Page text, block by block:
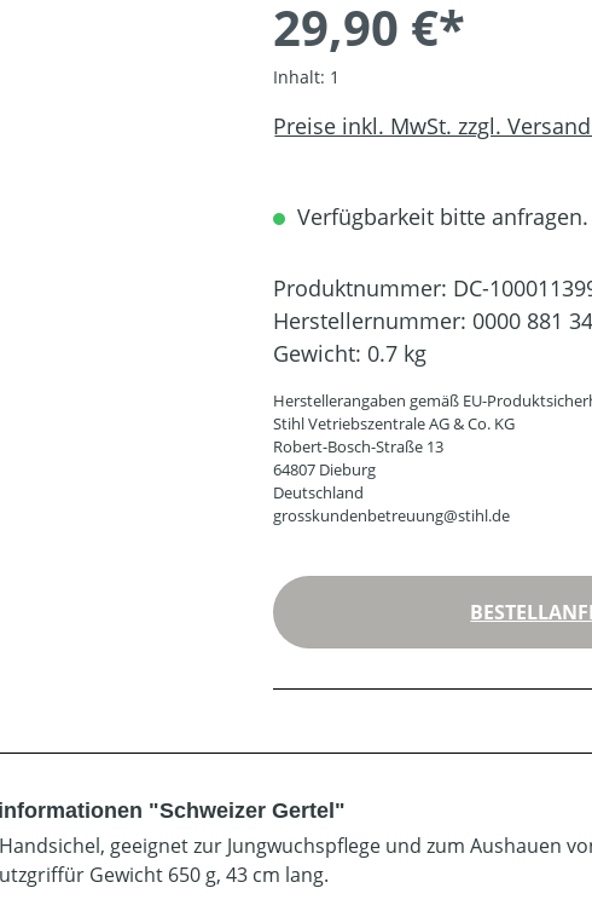
29,90 €*
Inhalt: 1
Preise inkl. MwSt. zzgl.
Verfügbarkeit bitte anfragen.
Produktnummer: DC-
Herstellernummer: 0000 881
Gewicht: 0.7 kg
Herstellerangaben gemäß EU-
Stihl Vetriebszentrale AG & Co. KG
Robert-Bosch-Straße 13
64807 Dieburg
Deutschland
grosskundenbetreuung@stihl.de
"Schweizer Gertel"
geeignet zur Jungwuchspflege und zum Aushauen
Gewicht 650 g, 43 cm lang.